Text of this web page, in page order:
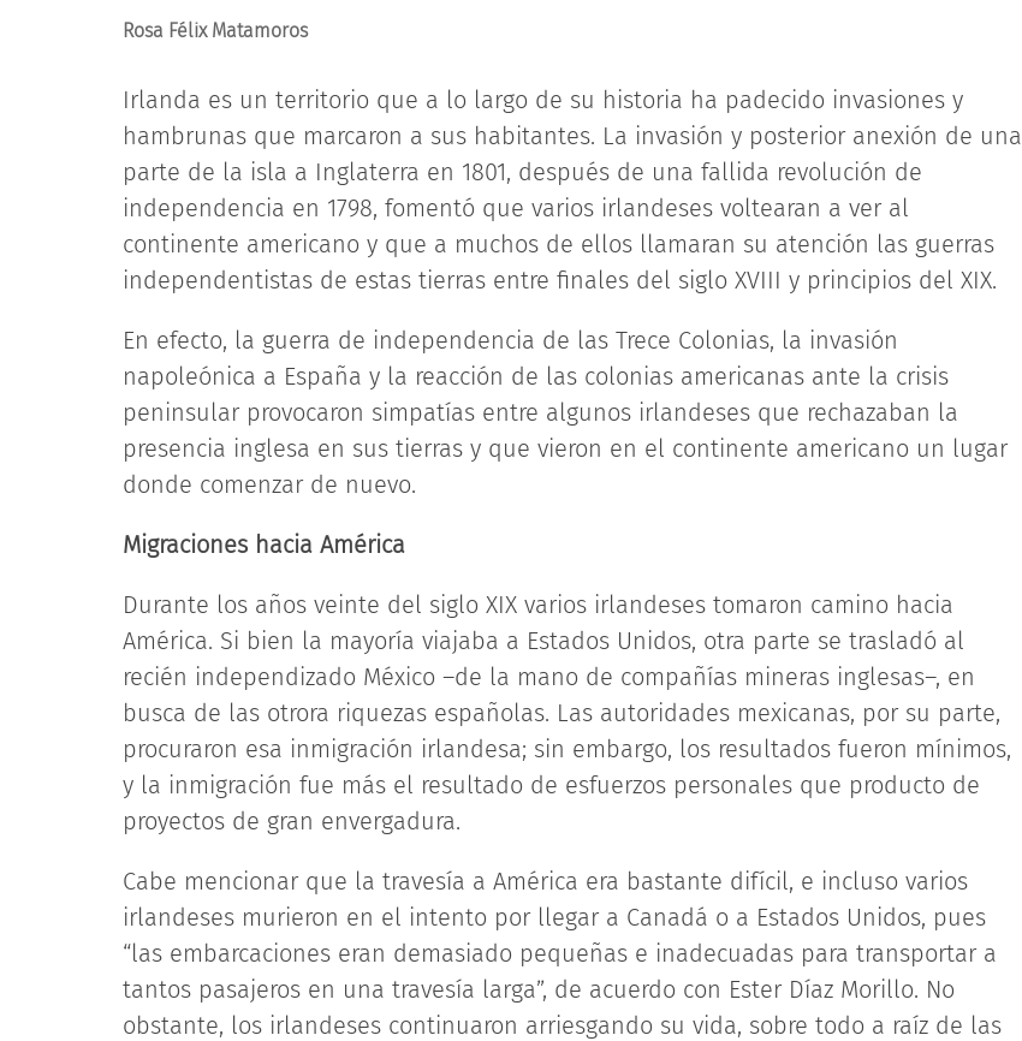
Rosa Félix Matamoros
Irlanda es un territorio que a lo largo de su historia ha padecido invasiones y
hambrunas que marcaron a sus habitantes. La invasión y posterior anexión de una
parte de la isla a Inglaterra en 1801, después de una fallida revolución de
independencia en 1798, fomentó que varios irlandeses voltearan a ver al
continente americano y que a muchos de ellos llamaran su atención las guerras
independentistas de estas tierras entre finales del siglo XVIII y principios del XIX.
En efecto, la guerra de independencia de las Trece Colonias, la invasión
napoleónica a España y la reacción de las colonias americanas ante la crisis
peninsular provocaron simpatías entre algunos irlandeses que rechazaban la
presencia inglesa en sus tierras y que vieron en el continente americano un lugar
donde comenzar de nuevo.
Migraciones hacia América
Durante los años veinte del siglo XIX varios irlandeses tomaron camino hacia
América. Si bien la mayoría viajaba a Estados Unidos, otra parte se trasladó al
recién independizado México –de la mano de compañías mineras inglesas–, en
busca de las otrora riquezas españolas. Las autoridades mexicanas, por su parte,
procuraron esa inmigración irlandesa; sin embargo, los resultados fueron mínimos,
y la inmigración fue más el resultado de esfuerzos personales que producto de
proyectos de gran envergadura.
Cabe mencionar que la travesía a América era bastante difícil, e incluso varios
irlandeses murieron en el intento por llegar a Canadá o a Estados Unidos, pues
“las embarcaciones eran demasiado pequeñas e inadecuadas para transportar a
tantos pasajeros en una travesía larga”, de acuerdo con Ester Díaz Morillo. No
obstante, los irlandeses continuaron arriesgando su vida, sobre todo a raíz de las